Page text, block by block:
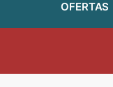
OFERTAS